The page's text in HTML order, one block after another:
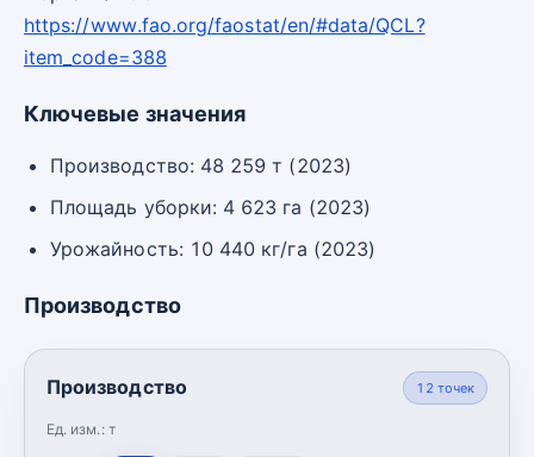
https://www.fao.org/faostat/en/#data/QCL?
item_code=388
Ключевые значения
Производство: 48 259 т (2023)
Площадь уборки: 4 623 га (2023)
Урожайность: 10 440 кг/га (2023)
Производство
Производство
Ед. изм.: т
12 точек